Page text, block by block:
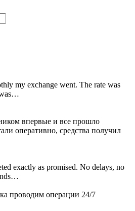
my exchange went. The rate was
was…
впервые и все прошло
оперативно, средства получил
exactly as promised. No delays, no
проводим операции 24/7